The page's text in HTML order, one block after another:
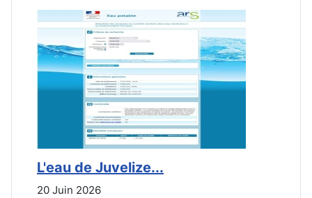
L'eau de Juvelize...
20 Juin 2026